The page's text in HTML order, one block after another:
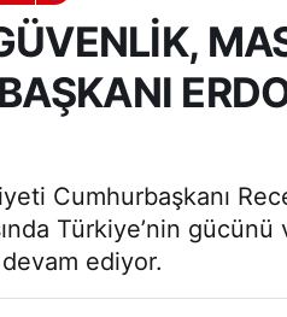
Cumhurbaşkanı
Türkiye’nin gücünü
ediyor.